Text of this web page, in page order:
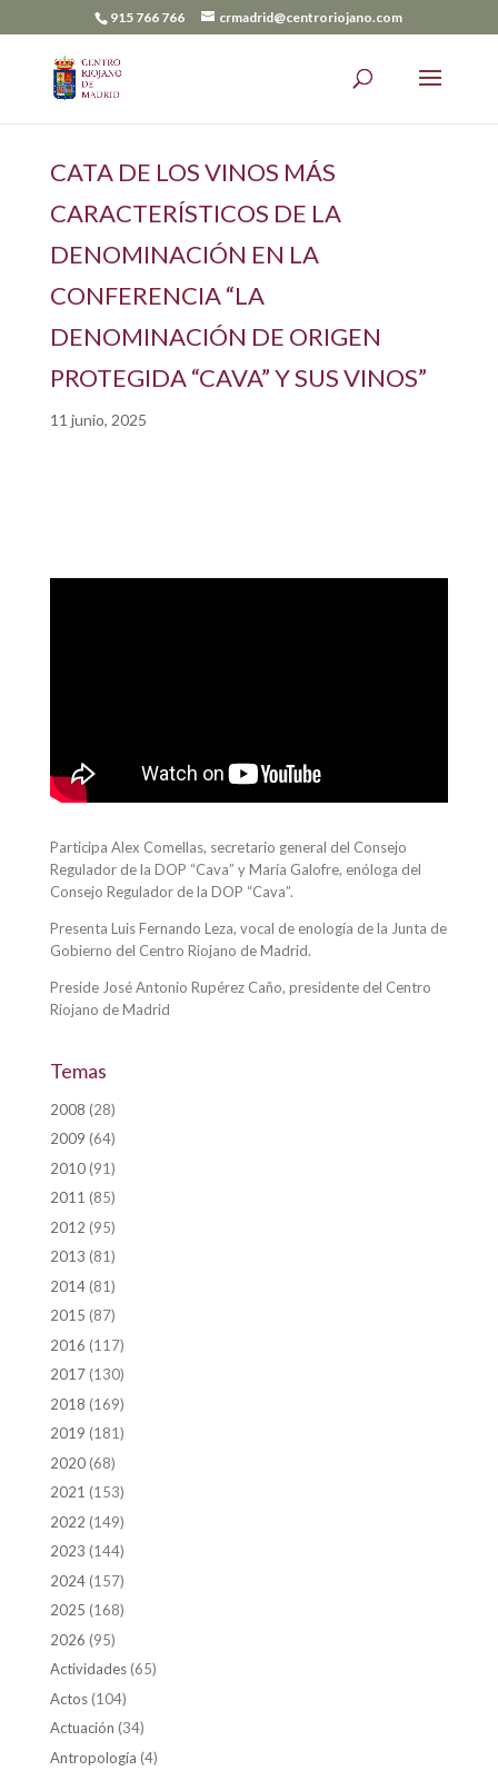
915 766 766 crmadrid@centroriojano.com
CATA DE LOS VINOS MÁS
CARACTERÍSTICOS DE LA
DENOMINACIÓN EN LA
CONFERENCIA “LA
DENOMINACIÓN DE ORIGEN
PROTEGIDA “CAVA” Y SUS VINOS”
11 junio, 2025
Participa Alex Comellas, secretario general del Consejo
Regulador de la DOP “Cava” y María Galofre, enóloga del
Consejo Regulador de la DOP “Cava”.
Presenta Luis Fernando Leza, vocal de enología de la Junta de
Gobierno del Centro Riojano de Madrid.
Preside José Antonio Rupérez Caño, presidente del Centro
Riojano de Madrid
Temas
2008 (28)
2009 (64)
2010(91)
2011 (85)
2012 (95)
2013 (81)
2014(81)
2015 (87)
2016 (117)
2017(130)
2018 (169)
2019 (181)
2020(68)
2021 (153)
2022 (149)
2023 (144)
2024(157)
2025 (168)
2026 (95)
Actividades(65)
Actos(104)
Actuación (34)
Antropología (4)